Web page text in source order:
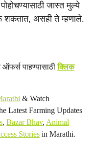
जास्त मुल्ये
शकतात, असही ते म्हणाले.
ऑफर्स पाहण्यासाठीक्लिक
& Watch
Latest Farming Updates
, Bazar Bhav, Animal
Stories in Marathi.